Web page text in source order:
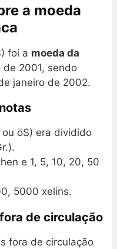
a moeda
foi a moeda da
2001, sendo
janeiro de 2002.
öS) era dividido
e 1, 5, 10, 20, 50
5000 xelins.
de circulação
fora de circulação